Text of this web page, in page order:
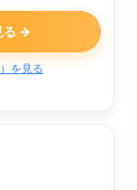
る →
を見る